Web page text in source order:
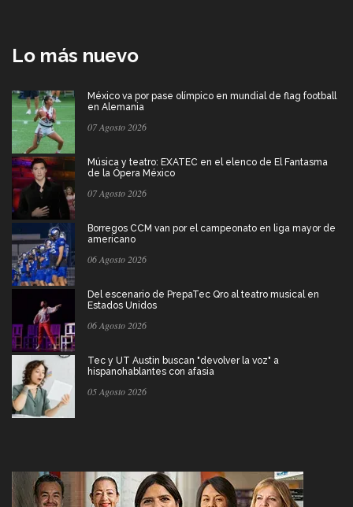
Lo más nuevo
México va por pase olímpico en mundial de flag football
en Alemania
07 Agosto 2026
Música y teatro: EXATEC en el elenco de El Fantasma
de la Ópera México
07 Agosto 2026
Borregos CCM van por el campeonato en liga mayor de
americano
06 Agosto 2026
Del escenario de PrepaTec Qro al teatro musical en
Estados Unidos
06 Agosto 2026
Tec y UT Austin buscan "devolver la voz" a
hispanohablantes con afasia
05 Agosto 2026